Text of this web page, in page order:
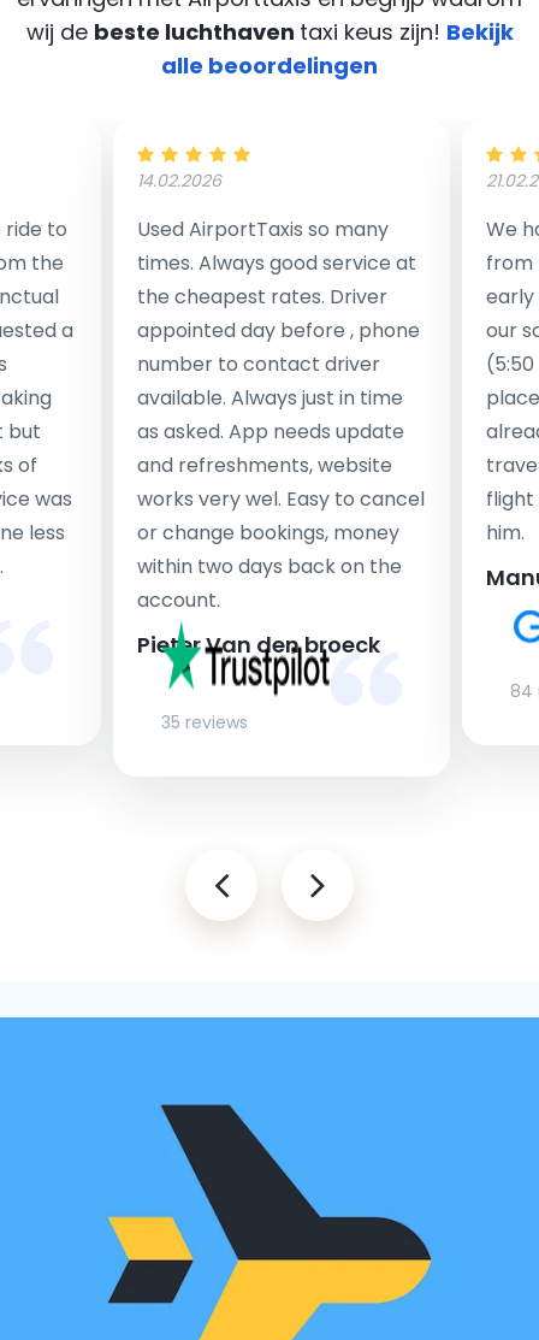
wij de beste luchthaven taxi keus zijn! Bekijk
alle beoordelingen
to
the
a
but
of
was
less
14.02.2026
Used AirportTaxis so many
times. Always good service at
the cheapest rates. Driver
appointed day before , phone
number to contact driver
available. Always just in time
as asked. App needs update
and refreshments, website
works very wel. Easy to cancel
or change bookings, money
within two days back on the
account.
Pieter Van den broeck
35 reviews
We
from
early
our
flight
him.
84